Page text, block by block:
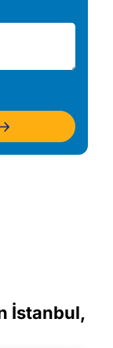
İstanbul,